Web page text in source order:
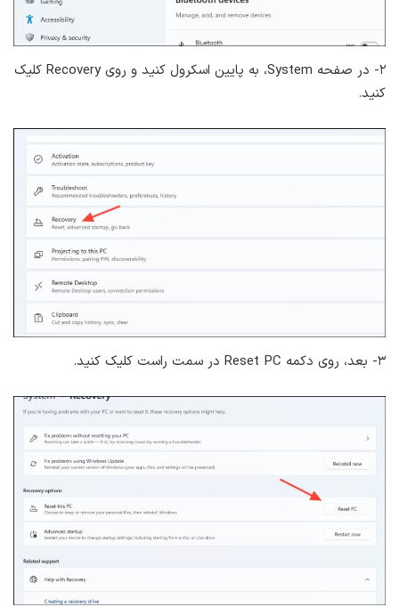
۲- در صفحه System، به پایین اسکرول کنید و روی Recovery کلیک
کنید.
۳- بعد، روی دکمه Reset PC در سمت راست کلیک کنید.